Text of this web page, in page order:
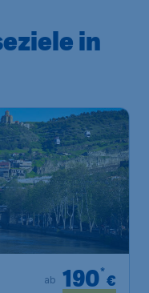
in
€
190*
ab